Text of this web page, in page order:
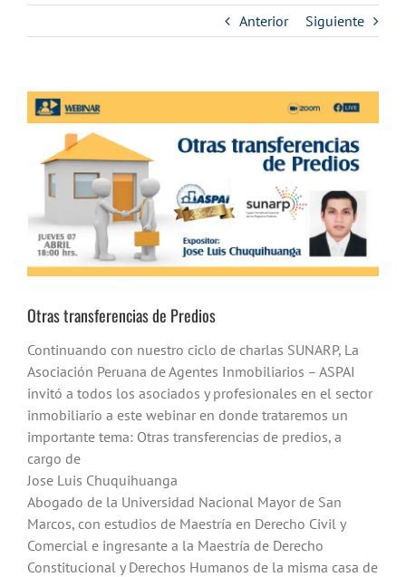
Anterior Siguiente
Ver
imagen
grande
Otras transferencias de Predios
Continuando con nuestro ciclo de charlas SUNARP, La
Asociación Peruana de Agentes Inmobiliarios – ASPAI
invitó a todos los asociados y profesionales en el sector
inmobiliario a este webinar en donde trataremos un
importante tema: Otras transferencias de predios, a
cargo de
Jose Luis Chuquihuanga
Abogado de la Universidad Nacional Mayor de San
Marcos, con estudios de Maestría en Derecho Civil y
Comercial e ingresante a la Maestría de Derecho
Constitucional y Derechos Humanos de la misma casa de